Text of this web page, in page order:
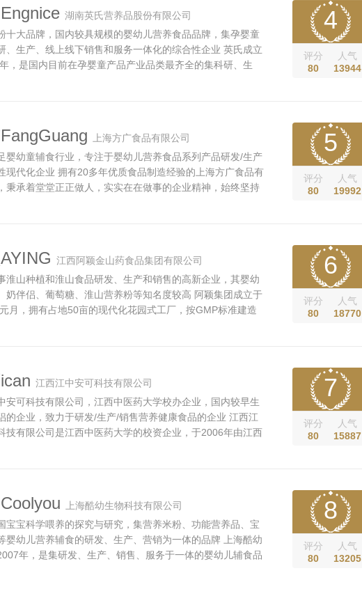
湖南英氏营养品股份有限公司
十大品牌，国内较具规模的婴幼儿营养食品品牌，集孕婴童
、生产、线上线下销售和服务一体化的综合性企业 英氏成立
，是国内目前在孕婴童产品产业品类最齐全的集科研、生
4
评分
80
人气
13944
上海方广食品有限公司
婴幼童辅食行业，专注于婴幼儿营养食品系列产品研发/生产
现代化企业 拥有20多年优质食品制造经验的上海方广食品有
秉承着堂堂正正做人，实实在在做事的企业精神，始终坚持
5
评分
80
人气
19992
江西阿颖金山药食品集团有限公司
淮山种植和淮山食品研发、生产和销售的高新企业，其婴幼
奶伴侣、葡萄糖、淮山营养粉等知名度较高 阿颖集团成立于
月，拥有占地50亩的现代化花园式工厂，按GMP标准建造
6
评分
80
人气
18770
江西江中安可科技有限公司
安可科技有限公司，江西中医药大学校办企业，国内较早生
的企业，致力于研发/生产/销售营养健康食品的企业 江西江
技有限公司是江西中医药大学的校资企业，于2006年由江西
7
评分
80
人气
15887
上海酷幼生物科技有限公司
宝宝科学喂养的探究与研究，集营养米粉、功能营养品、宝
婴幼儿营养辅食的研发、生产、营销为一体的品牌 上海酷幼
年，是集研发、生产、销售、服务于一体的婴幼儿辅食品
8
评分
80
人气
13205